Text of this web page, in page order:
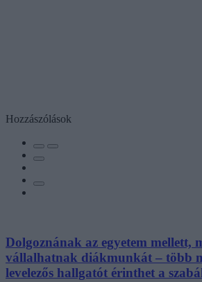
Hozzászólások
Dolgoznának az egyetem mellett,
vállalhatnak diákmunkát – több
levelezős hallgatót érinthet a